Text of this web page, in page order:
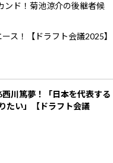
ンド！菊池涼介の後継者候
ス！【ドラフト会議2025】
西川篤夢！「日本を代表する
たい」【ドラフト会議